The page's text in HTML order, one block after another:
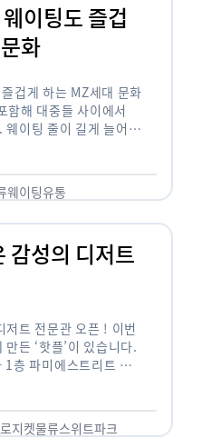
이팅도 즐겁
화
겁게 하는 MZ세대 문화
함해 대중들 사이에서
웨이팅 줄이 길게 늘어서
웨이팅유통
감성의 디저트
트 전문관 오픈 ! 이번
든 ‘핫플’이 있습니다.
1층 파미에스트리트 분
로지켓물류스위트파크